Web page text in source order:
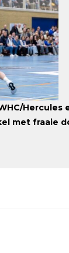
Hercules
met fraaie